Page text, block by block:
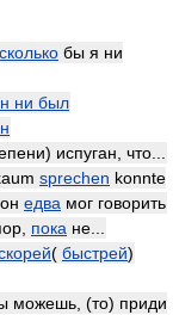
сколько бы я ни
ни был
испуган, что...
sprechen konnte
едва мог говорить
пока не...
( быстрей)
можешь, (то) приди